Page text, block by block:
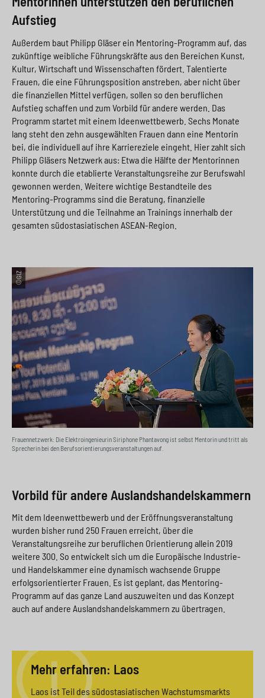
Aufstieg
Außerdem baut Philipp Gläser ein Mentoring-Programm auf, das
zukünftige weibliche Führungskräfte aus den Bereichen Kunst,
Kultur, Wirtschaft und Wissenschaften fördert. Talentierte
Frauen, die eine Führungsposition anstreben, aber nicht über
die finanziellen Mittel verfügen, sollen so den beruflichen
Aufstieg schaffen und zum Vorbild für andere werden. Das
Programm startet mit einem Ideenwettbewerb. Sechs Monate
lang steht den zehn ausgewählten Frauen dann eine Mentorin
bei, die individuell auf ihre Karriereziele eingeht. Hier zahlt sich
Philipp Gläsers Netzwerk aus: Etwa die Hälfte der Mentorinnen
konnte durch die etablierte Veranstaltungsreihe zur Berufswahl
gewonnen werden. Weitere wichtige Bestandteile des
Mentoring-Programms sind die Beratung, finanzielle
Unterstützung und die Teilnahme an Trainings innerhalb der
gesamten südostasiatischen ASEAN-Region.
©GIZ
Frauennetzwerk: Die Elektroingenieurin Siriphone Phantavong ist selbst Mentorin und tritt als
Sprecherin bei den Berufsorientierungsveranstaltungen auf.
Vorbild für andere Auslandshandelskammern
Mit dem Ideenwettbewerb und der Eröffnungsveranstaltung
wurden bisher rund 250 Frauen erreicht, über die
Veranstaltungsreihe zur beruflichen Orientierung allein 2019
weitere 300. So entwickelt sich um die Europäische Industrie-
und Handelskammer eine dynamisch wachsende Gruppe
erfolgsorientierter Frauen. Es ist geplant, das Mentoring-
Programm auf das ganze Land auszuweiten und das Konzept
auch auf andere Auslandshandelskammern zu übertragen.
Mehr erfahren: Laos
Laos ist Teil des südostasiatischen Wachstumsmarkts